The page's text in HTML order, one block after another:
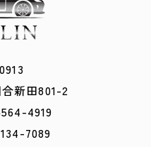
新田801-2
4919
7089